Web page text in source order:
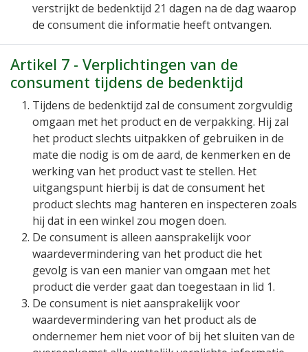
verstrijkt de bedenktijd 21 dagen na de dag waarop
de consument die informatie heeft ontvangen.
Artikel 7 - Verplichtingen van de
consument tijdens de bedenktijd
Tijdens de bedenktijd zal de consument zorgvuldig
omgaan met het product en de verpakking. Hij zal
het product slechts uitpakken of gebruiken in de
mate die nodig is om de aard, de kenmerken en de
werking van het product vast te stellen. Het
uitgangspunt hierbij is dat de consument het
product slechts mag hanteren en inspecteren zoals
hij dat in een winkel zou mogen doen.
De consument is alleen aansprakelijk voor
waardevermindering van het product die het
gevolg is van een manier van omgaan met het
product die verder gaat dan toegestaan in lid 1.
De consument is niet aansprakelijk voor
waardevermindering van het product als de
ondernemer hem niet voor of bij het sluiten van de